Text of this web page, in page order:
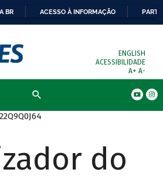
BR ACESSO À INFORMAÇÃO
ENGLISH
ACESSIBILIDADE
A+ A-
do